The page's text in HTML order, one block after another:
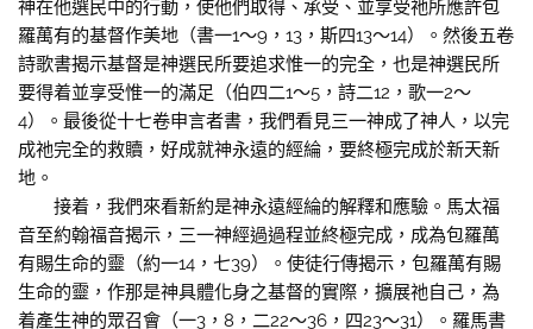
神在他選民中的行動，使他們取得、承受、並享受祂所應許包
羅萬有的基督作美地（書一1～9，13，斯四13～14）。然後五卷
詩歌書揭示基督是神選民所要追求惟一的完全，也是神選民所
要得着並享受惟一的滿足（伯四二1～5，詩二12，歌一2～
4）。最後從十七卷申言者書，我們看見三一神成了神人，以完
成祂完全的救贖，好成就神永遠的經綸，要終極完成於新天新
地。
接着，我們來看新約是神永遠經綸的解釋和應驗。馬太福
音至約翰福音揭示，三一神經過過程並終極完成，成為包羅萬
有賜生命的靈（約一14，七39）。使徒行傳揭示，包羅萬有賜
生命的靈，作那是神具體化身之基督的實際，擴展祂自己，為
着產生神的眾召會（一3，8，二22～36，四23～31）。羅馬書